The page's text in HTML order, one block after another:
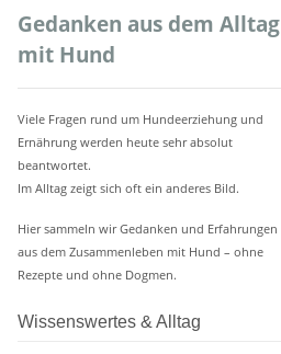
Gedanken aus dem Alltag
mit Hund
Viele Fragen rund um Hundeerziehung und
Ernährung werden heute sehr absolut
beantwortet.
Im Alltag zeigt sich oft ein anderes Bild.
Hier sammeln wir Gedanken und Erfahrungen
aus dem Zusammenleben mit Hund – ohne
Rezepte und ohne Dogmen.
Wissenswertes & Alltag